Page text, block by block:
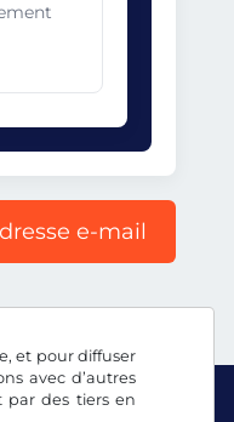
et pour diffuser
avec d’autres
par des tiers en
e-mail